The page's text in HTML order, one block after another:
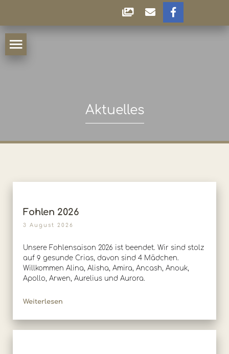
Aktuelles
Fohlen 2026
3 August 2026
Unsere Fohlensaison 2026 ist beendet. Wir sind stolz
auf 9 gesunde Crias, davon sind 4 Mädchen.
Willkommen Alina, Alisha, Amira, Ancash, Anouk,
Apollo, Arwen, Aurelius und Aurora.
Weiterlesen